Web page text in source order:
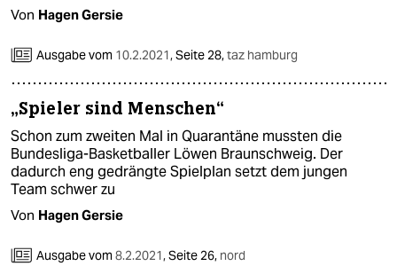
Von Hagen Gersie
Ausgabe vom 10.2.2021,Seite 28,taz hamburg
„Spieler sind Menschen“
Schon zum zweiten Mal in Quarantäne mussten die
Bundesliga-Basketballer Löwen Braunschweig. Der
dadurch eng gedrängte Spielplan setzt dem jungen
Team schwer zu
Von Hagen Gersie
Ausgabe vom8.2.2021,Seite 26, nord